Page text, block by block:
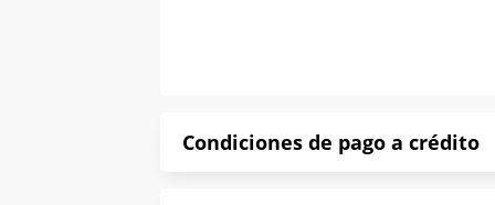
Condiciones de pago a crédito